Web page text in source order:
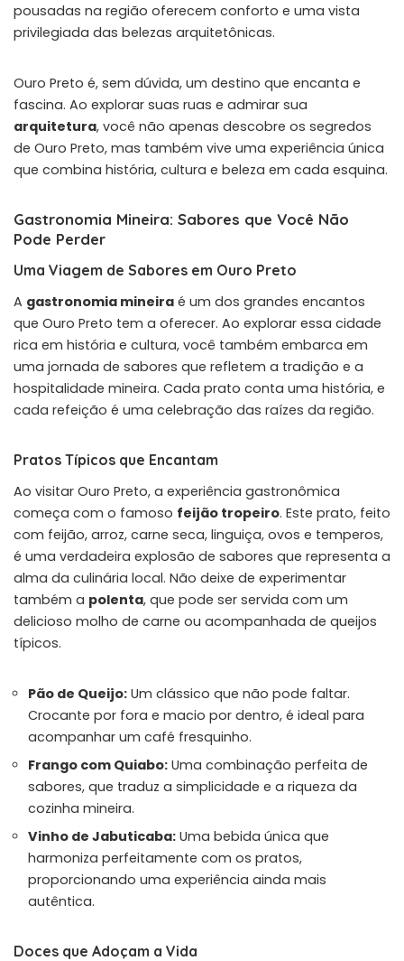
pousadas na região oferecem conforto e uma vista
privilegiada das belezas arquitetônicas.
Ouro Preto é, sem dúvida, um destino que encanta e
fascina. Ao explorar suas ruas e admirar sua
arquitetura, você não apenas descobre os segredos
de Ouro Preto, mas também vive uma experiência única
que combina história, cultura e beleza em cada esquina.
Gastronomia Mineira: Sabores que Você Não
Pode Perder
Uma Viagem de Sabores em Ouro Preto
A gastronomia mineira é um dos grandes encantos
que Ouro Preto tem a oferecer. Ao explorar essa cidade
rica em história e cultura, você também embarca em
uma jornada de sabores que refletem a tradição e a
hospitalidade mineira. Cada prato conta uma história, e
cada refeição é uma celebração das raízes da região.
Pratos Típicos que Encantam
Ao visitar Ouro Preto, a experiência gastronômica
começa com o famoso feijão tropeiro. Este prato, feito
com feijão, arroz, carne seca, linguiça, ovos e temperos,
é uma verdadeira explosão de sabores que representa a
alma da culinária local. Não deixe de experimentar
também a polenta, que pode ser servida com um
delicioso molho de carne ou acompanhada de queijos
típicos.
Pão de Queijo: Um clássico que não pode faltar.
Crocante por fora e macio por dentro, é ideal para
acompanhar um café fresquinho.
Frango com Quiabo: Uma combinação perfeita de
sabores, que traduz a simplicidade e a riqueza da
cozinha mineira.
Vinho de Jabuticaba: Uma bebida única que
harmoniza perfeitamente com os pratos,
proporcionando uma experiência ainda mais
autêntica.
Doces que Adoçam a Vida